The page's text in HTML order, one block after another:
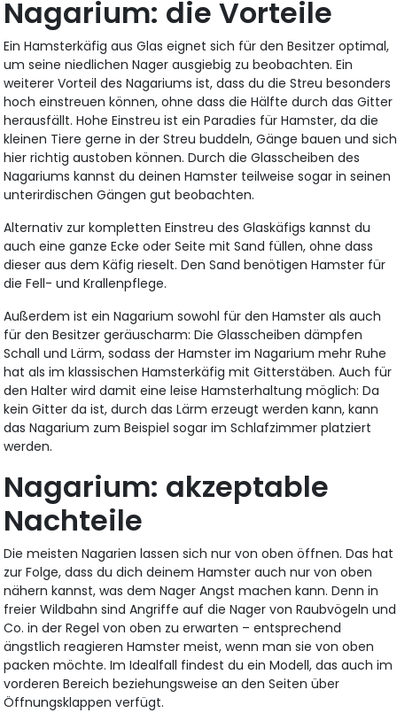
Nagarium: die Vorteile
Ein Hamsterkäfig aus Glas eignet sich für den Besitzer optimal,
um seine niedlichen Nager ausgiebig zu beobachten. Ein
weiterer Vorteil des Nagariums ist, dass du die Streu besonders
hoch einstreuen können, ohne dass die Hälfte durch das Gitter
herausfällt. Hohe Einstreu ist ein Paradies für Hamster, da die
kleinen Tiere gerne in der Streu buddeln, Gänge bauen und sich
hier richtig austoben können. Durch die Glasscheiben des
Nagariums kannst du deinen Hamster teilweise sogar in seinen
unterirdischen Gängen gut beobachten.
Alternativ zur kompletten Einstreu des Glaskäfigs kannst du
auch eine ganze Ecke oder Seite mit Sand füllen, ohne dass
dieser aus dem Käfig rieselt. Den Sand benötigen Hamster für
die Fell- und Krallenpflege.
Außerdem ist ein Nagarium sowohl für den Hamster als auch
für den Besitzer geräuscharm: Die Glasscheiben dämpfen
Schall und Lärm, sodass der Hamster im Nagarium mehr Ruhe
hat als im klassischen Hamsterkäfig mit Gitterstäben. Auch für
den Halter wird damit eine leise Hamsterhaltung möglich: Da
kein Gitter da ist, durch das Lärm erzeugt werden kann, kann
das Nagarium zum Beispiel sogar im Schlafzimmer platziert
werden.
Nagarium: akzeptable
Nachteile
Die meisten Nagarien lassen sich nur von oben öffnen. Das hat
zur Folge, dass du dich deinem Hamster auch nur von oben
nähern kannst, was dem Nager Angst machen kann. Denn in
freier Wildbahn sind Angriffe auf die Nager von Raubvögeln und
Co. in der Regel von oben zu erwarten – entsprechend
ängstlich reagieren Hamster meist, wenn man sie von oben
packen möchte. Im Idealfall findest du ein Modell, das auch im
vorderen Bereich beziehungsweise an den Seiten über
Öffnungsklappen verfügt.